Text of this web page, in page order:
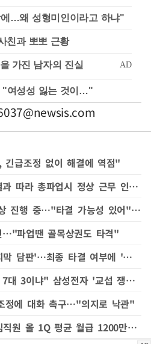
…왜 성형미인이라고 하냐"
친과 뽀뽀 근황
"여성성 잃는 것이…"
긴급조정 없이 해결에 역점"
[속보]삼성전자, 가처분 결과 따라 총파업시 정상 근무 인원 7087명 통보
삼성전자 노사 마지막 협상 진행 중…"타결 가능성 있어"(종합)
…"파업땐 골목상권도 타격"
삼성전자 노사, 오늘 '마지막 담판'…최종 타결 여부에 '촉각'
"부문 3대 사업부 7이냐, 7대 3이냐" 삼성전자 '교섭 쟁점' 떠오른 성과급 배분 비율
정에 대화 촉구…"의지로 낙관"
'성과급 갈등' 삼성전자 임직원 올 1Q 평균 월급 1200만원선…"역대 최고 수준''